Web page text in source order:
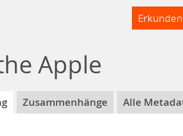
Erkunden
Apple
Zusammenhänge Alle